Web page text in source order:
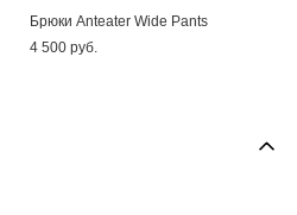
Брюки Anteater Wide Pants
4 500 pуб.